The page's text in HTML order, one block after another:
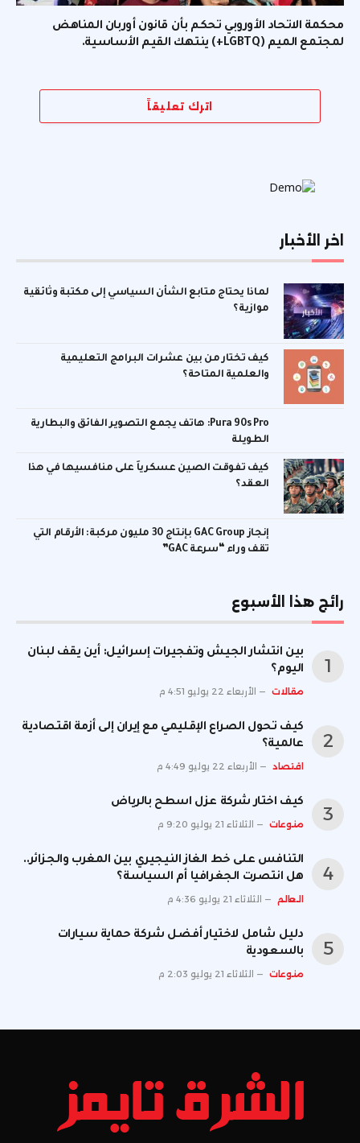
محكمة الاتحاد الأوروبي تحكم بأن قانون أوربان المناهض
لمجتمع الميم (LGBTQ+) ينتهك القيم الأساسية.
اترك تعليقاً
اخر الأخبار
لماذا يحتاج متابع الشأن السياسي إلى مكتبة وثائقية
موازية؟
كيف تختار من بين عشرات البرامج التعليمية
والعلمية المتاحة؟
Pura 90s Pro: هاتف يجمع التصوير الفائق والبطارية
الطويلة
كيف تفوقت الصين عسكرياً على منافسيها في هذا
العقد؟
إنجاز GAC Group بإنتاج 30 مليون مركبة: الأرقام التي
تقف وراء “سرعة GAC”
رائج هذا الأسبوع
بين انتشار الجيش وتفجيرات إسرائيل: أين يقف لبنان
اليوم؟
مقالات الأربعاء 22 يوليو 4:51 م
كيف تحول الصراع الإقليمي مع إيران إلى أزمة اقتصادية
عالمية؟
اقتصاد الأربعاء 22 يوليو 4:49 م
كيف اختار شركة عزل اسطح بالرياض
منوعات الثلاثاء 21 يوليو 9:20 م
التنافس على خط الغاز النيجيري بين المغرب والجزائر..
هل انتصرت الجغرافيا أم السياسة؟
العالم الثلاثاء 21 يوليو 4:36 م
دليل شامل لاختيار أفضل شركة حماية سيارات
بالسعودية
منوعات الثلاثاء 21 يوليو 2:03 م